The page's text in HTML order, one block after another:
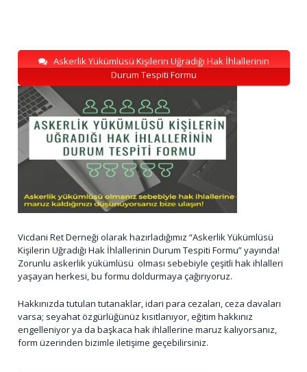
Askerlik Yükümlüsü Kişilerin Uğradığı Hak İhlallerinin
Durum Tespiti Formu
Vicdani Ret Derneği olarak hazırladığımız “Askerlik Yükümlüsü
Kişilerin Uğradığı Hak İhlallerinin Durum Tespiti Formu” yayında!
Zorunlu askerlik yükümlüsü olması sebebiyle çeşitli hak ihlalleri
yaşayan herkesi, bu formu doldurmaya çağırıyoruz.
Hakkınızda tutulan tutanaklar, idari para cezaları, ceza davaları
varsa; seyahat özgürlüğünüz kısıtlanıyor, eğitim hakkınız
engelleniyor ya da başkaca hak ihlallerine maruz kalıyorsanız,
form üzerinden bizimle iletişime geçebilirsiniz.